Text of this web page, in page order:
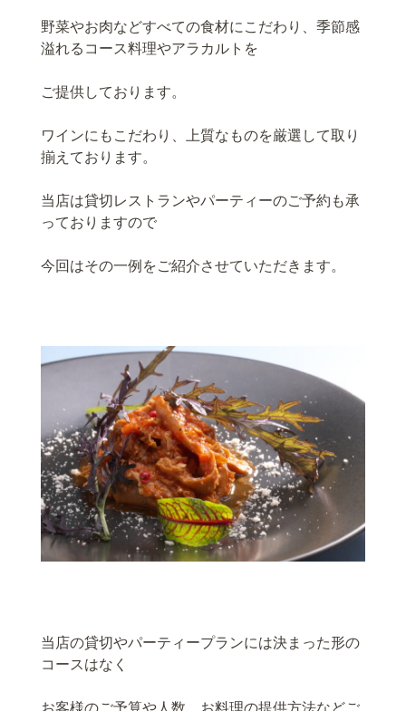
野菜やお肉などすべての食材にこだわり、季節感
溢れるコース料理やアラカルトを
ご提供しております。
ワインにもこだわり、上質なものを厳選して取り
揃えております。
当店は貸切レストランやパーティーのご予約も承
っておりますので
今回はその一例をご紹介させていただきます。
当店の貸切やパーティープランには決まった形の
コースはなく